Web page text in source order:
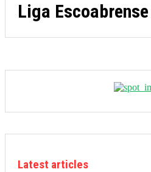
Liga Escoabrense
Latest articles